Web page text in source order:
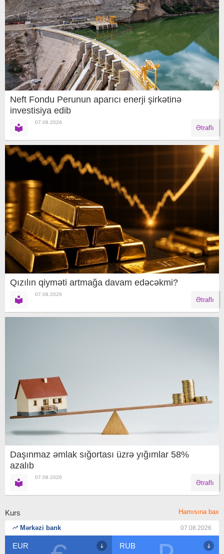
Neft Fondu Perunun aparıcı enerji şirkətinə
investisiya edib
07.08.2026
Ətraflı
Qızılın qiyməti artmağa davam edəcəkmi?
07.08.2026
Ətraflı
Daşınmaz əmlak sığortası üzrə yığımlar 58%
azalıb
07.08.2026
Ətraflı
Kurs Hamısına bax
Mərkəzi bank 07.08.2026
EUR RUB